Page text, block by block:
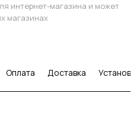
интернет-магазина и может
магазинах
Оплата Доставка Установка